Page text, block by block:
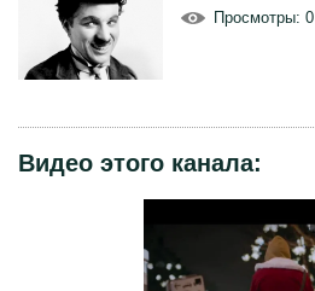
Просмотры: 0
Видео этого канала: